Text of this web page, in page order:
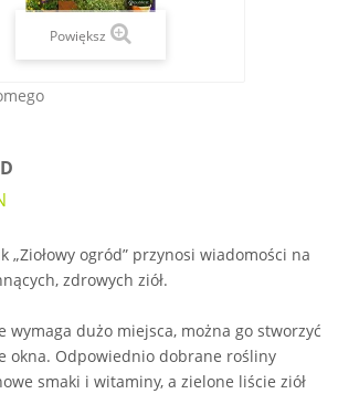
Powiększ
„Ziołowy ogród” przynosi wiadomości na
zdrowych ziół.
wymaga dużo miejsca, można go stworzyć
okna. Odpowiednio dobrane rośliny
smaki i witaminy, a zielone liście ziół